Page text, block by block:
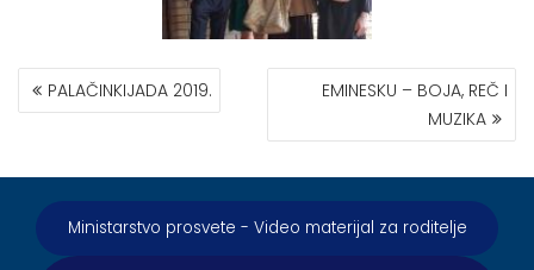
КРЕТАЊЕ
ЧЛАНКА
PALAČINKIJADA 2019.
EMINESKU – BOJA, REČ I
MUZIKA
Ministarstvo prosvete - Video materijal za roditelje